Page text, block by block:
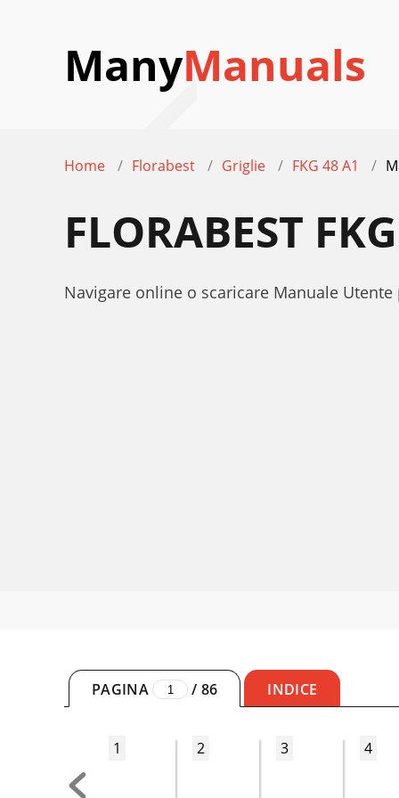
ManyManuals
Home Florabest Griglie FKG 48 A1
FLORABEST
Navigare online o scaricare Manuale Utente
PAGINA / 86 INDICE
1 2 3 4